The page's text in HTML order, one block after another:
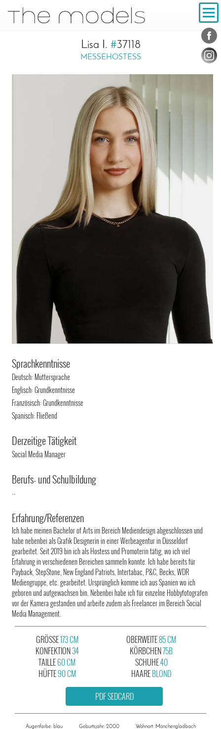
Navigation
Lisa I. #37118
MESSEHOSTESS
Sprachkenntnisse
Deutsch: Muttersprache
Englisch: Grundkenntnisse
Französisch: Grundkenntnisse
Spanisch: Fließend
Derzeitige Tätigkeit
Social Media Manager
Berufs- und Schulbildung
--
Erfahrung/Referenzen
Ich habe meinen Bachelor of Arts im Bereich Mediendesign abgeschlossen und
habe nebenbei als Grafik Designerin in einer Werbeagentur in Düsseldorf
gearbeitet. Seit 2019 bin ich als Hostess und Promoterin tätig, wo ich viel
Erfahrung in verschiedenen Bereichen sammeln konnte. Ich habe bereits für
Payback, StepStone, New England Patriots, Intertabac, P&C, Becks, WDR
Mediengruppe, etc. gearbeitet. Ursprünglich komme ich aus Spanien wo ich
geboren und aufgewachsen bin. Nebenbei habe ich für einzelne Hobbyfotografen
vor der Kamera gestanden und arbeite zudem als Freelancer im Bereich Social
Media Management.
GRÖSSE173 CM
KONFEKTION34
OBERWEITE85 CM
KÖRBCHEN75B
TAILLE60 CM
HÜFTE90 CM
SCHUHE40
HAAREBLOND
PDF SEDCARD
Augenfarbe: blau Geburtsjahr: 2000
Wohnort: Mönchengladbach